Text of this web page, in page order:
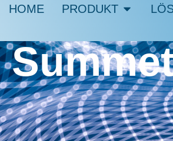
HOME PRODUKT